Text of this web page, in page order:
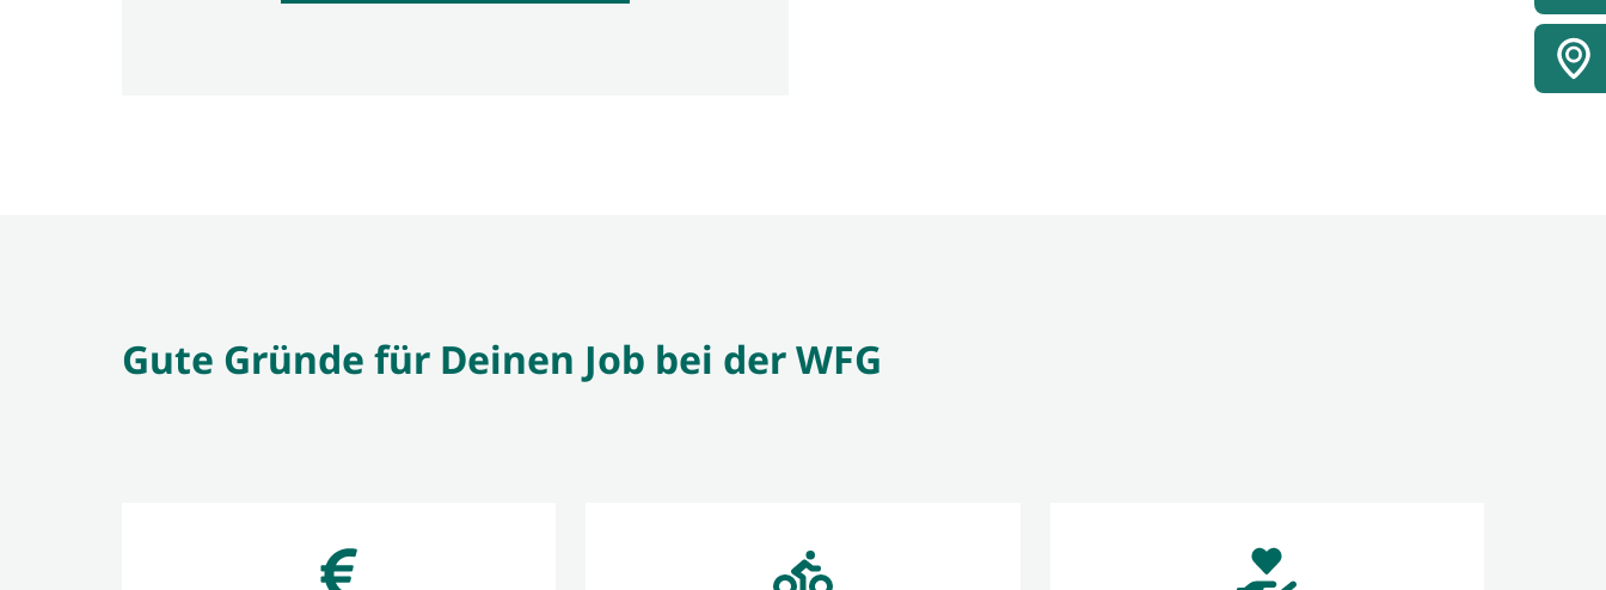
Gute Gründe für Deinen Job bei der WFG